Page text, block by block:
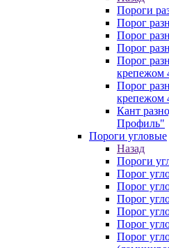
Пороги
Порог
Порог
Порог
Порог
крепежом
Порог
крепежом
Кант
Профиль"
Пороги угловые
Назад
Пороги
Порог
Порог
Порог
Порог
Порог
Порог